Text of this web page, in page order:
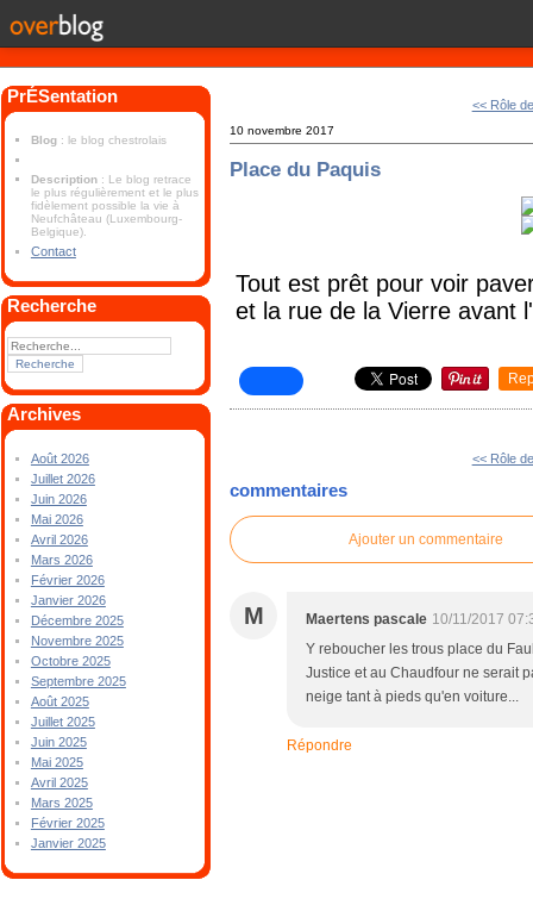
PrÉSentation
Blog : le blog chestrolais
Description : Le blog retrace
le plus régulièrement et le plus
fidèlement possible la vie à
Neufchâteau (Luxembourg-
Belgique).
Contact
Recherche
Archives
Août 2026
Juillet 2026
Juin 2026
Mai 2026
Avril 2026
Mars 2026
Février 2026
Janvier 2026
Décembre 2025
Novembre 2025
Octobre 2025
Septembre 2025
Août 2025
Juillet 2025
Juin 2025
Mai 2025
Avril 2025
Mars 2025
Février 2025
Janvier 2025
<< Rôle
10 novembre 2017
Place du Paquis
Tout est prêt pour voir
et la rue de la Vierre avant
<< Rôle
commentaires
Ajouter un commentaire
M Maertens pascale 10/11/2017
Y reboucher les trous place du
Justice et au Chaudfour ne serait
neige tant à pieds qu'en voiture...
Répondre